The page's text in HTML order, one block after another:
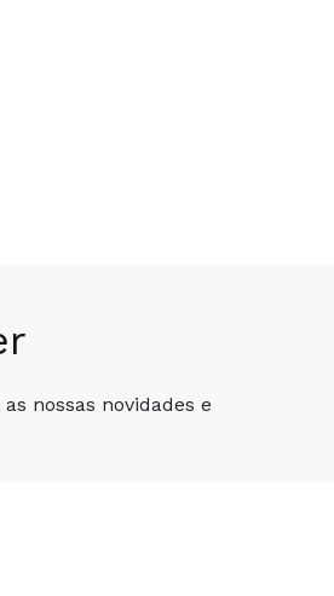
nossas novidades e